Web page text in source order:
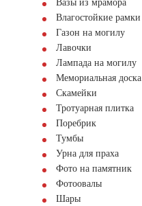
Вазы из мрамора
Влагостойкие рамки
Газон на могилу
Лавочки
Лампада на могилу
Мемориальная доска
Скамейки
Тротуарная плитка
Поребрик
Тумбы
Урна для праха
Фото на памятник
Фотоовалы
Шары